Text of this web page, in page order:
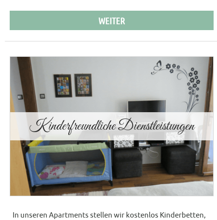
WEITER
Kinderfreundliche Dienstleistungen
In unseren Apartments stellen wir kostenlos Kinderbetten,